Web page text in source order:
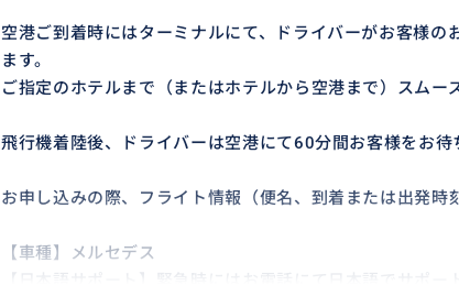
空港ご到着時にはターミナルにて、ドライバーがお客様の
ます。
ご指定のホテルまで（またはホテルから空港まで）スムー
飛行機着陸後、ドライバーは空港にて60分間お客様をお待
お申し込みの際、フライト情報（便名、到着または出発時
【車種】メルセデス